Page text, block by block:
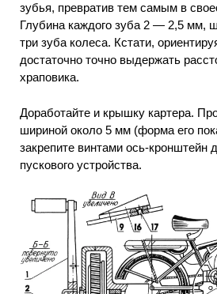
зубья, превратив тем самым в
Глубина каждого зуба 2 — 2,5 мм,
три зуба колеса. Кстати,
достаточно точно выдержать
храповика.
Доработайте и крышку картера.
шириной около 5 мм (форма его
закрепите винтами ось-кронштейн
пускового устройства.